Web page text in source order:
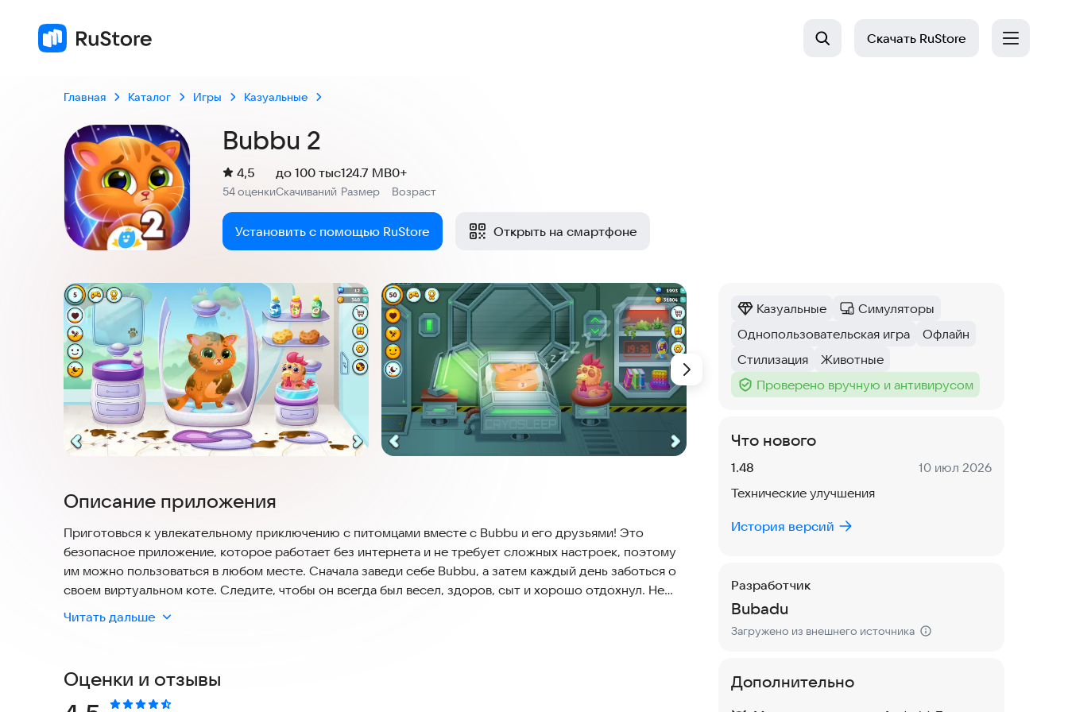
Скачать RuStore
Главная Каталог Игры Казуальные
Bubbu 2
Рейтинг:
4,5
54 оценкиСкачиваний
до 100 тыс
Размер
124.7 MB
Возраст
0+
Установить с помощью RuStore Открыть на смартфоне
Скриншоты
Описание приложения
Приготовься к увлекательному приключению с питомцами вместе с Bubbu и его друзьями! Это
безопасное приложение, которое работает без интернета и не требует сложных настроек, поэтому
им можно пользоваться в любом месте. Сначала заведи себе Bubbu, а затем каждый день заботься о
своем виртуальном коте. Следите, чтобы он всегда был весел, здоров, сыт и хорошо отдохнул. Не
откладывайте на потом! Вас ждет фантастический мир питомцев.
Быть первым котенком на Марсе — это очень весело! Погрузитесь в тайны Красной планеты и
сделайте мир Bubbu ярким и волшебным. Создавайте день и ночь, дождь и солнце, даже красивую
Читать дальше
Оценки и отзывы
Категория:
Казуальные
Категория:
Симуляторы
Тег:
Однопользовательская игра
Тег:
Офлайн
Тег:
Стилизация
Тег:
Животные
Тег :
Проверено вручную и антивирусом
Что нового
Версия:
1.48 Дата:
10 июл 2026
Технические улучшения
История версий
Разработчик
Bubadu
Загружено из внешнего источника
Дополнительно